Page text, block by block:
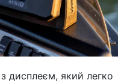
дисплеєм, який легко